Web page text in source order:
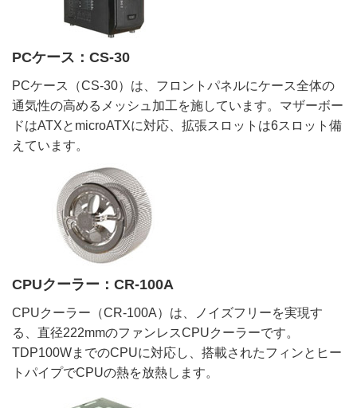
PCケース：CS-30
PCケース（CS-30）は、フロントパネルにケース全体の
通気性の高めるメッシュ加工を施しています。マザーボー
ドはATXとmicroATXに対応、拡張スロットは6スロット備
えています。
CPUクーラー：CR-100A
CPUクーラー（CR-100A）は、ノイズフリーを実現す
る、直径222mmのファンレスCPUクーラーです。
TDP100WまでのCPUに対応し、搭載されたフィンとヒー
トパイプでCPUの熱を放熱します。